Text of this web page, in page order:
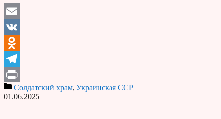
Email
VK
Odnoklassniki
Telegram
PrintСолдатский храм, Украинская ССР
01.06.2025